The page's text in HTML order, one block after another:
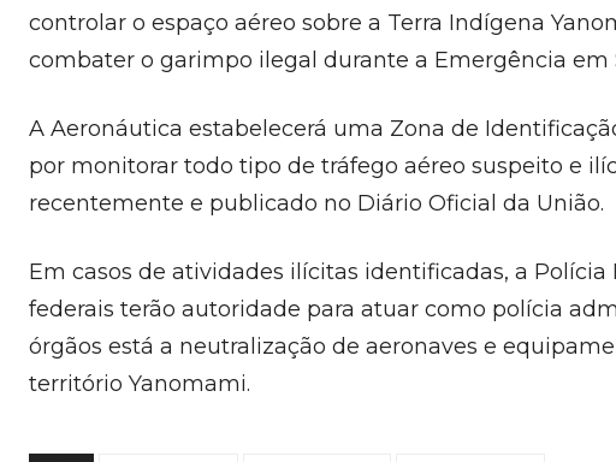
controlar o espaço aéreo sobre a Terra Indígena
combater o garimpo ilegal durante a Emergência
A Aeronáutica estabelecerá uma Zona de
por monitorar todo tipo de tráfego aéreo suspeito e
recentemente e publicado no Diário Oficial da União.
Em casos de atividades ilícitas identificadas, a Polícia
federais terão autoridade para atuar como polícia
órgãos está a neutralização de aeronaves e
território Yanomami.